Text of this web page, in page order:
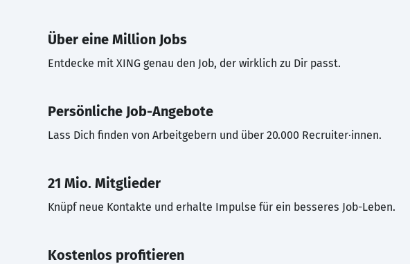
Über eine Million Jobs
Entdecke mit XING genau den Job, der wirklich zu Dir passt.
Persönliche Job-Angebote
Lass Dich finden von Arbeitgebern und über 20.000 Recruiter·innen.
21 Mio. Mitglieder
Knüpf neue Kontakte und erhalte Impulse für ein besseres Job-Leben.
Kostenlos profitieren